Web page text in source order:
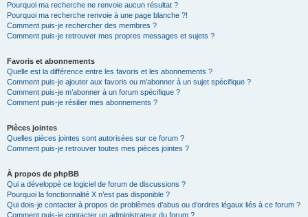
Pourquoi ma recherche ne renvoie aucun résultat ?
Pourquoi ma recherche renvoie à une page blanche ?!
Comment puis-je rechercher des membres ?
Comment puis-je retrouver mes propres messages et sujets ?
Favoris et abonnements
Quelle est la différence entre les favoris et les abonnements ?
Comment puis-je ajouter aux favoris ou m’abonner à un sujet spécifique ?
Comment puis-je m’abonner à un forum spécifique ?
Comment puis-je résilier mes abonnements ?
Pièces jointes
Quelles pièces jointes sont autorisées sur ce forum ?
Comment puis-je retrouver toutes mes pièces jointes ?
À propos de phpBB
Qui a développé ce logiciel de forum de discussions ?
Pourquoi la fonctionnalité X n’est pas disponible ?
Qui dois-je contacter à propos de problèmes d’abus ou d’ordres légaux liés à ce forum ?
Comment puis-je contacter un administrateur du forum ?